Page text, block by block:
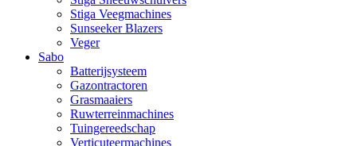
Stiga Veegmachines
Sunseeker Blazers
Veger
Sabo
Batterijsysteem
Gazontractoren
Grasmaaiers
Ruwterreinmachines
Tuingereedschap
Verticuteermachines